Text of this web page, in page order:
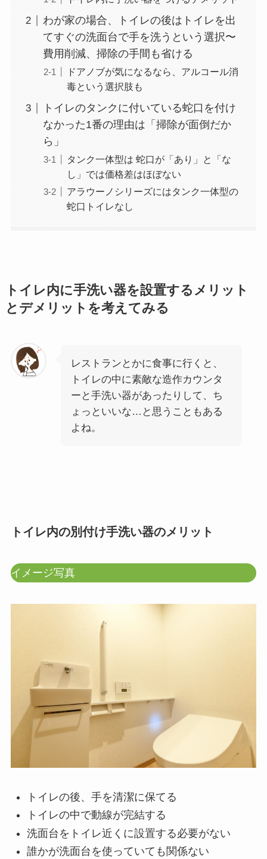
わが家の場合、トイレの後はトイレを出
てすぐの洗面台で手を洗うという選択〜
費用削減、掃除の手間も省ける
ドアノブが気になるなら、アルコール消
毒という選択肢も
トイレのタンクに付いている蛇口を付け
なかった1番の理由は「掃除が面倒だか
ら」
タンク一体型は 蛇口が「あり」と「な
し」では価格差はほぼない
アラウーノシリーズにはタンク一体型の
蛇口トイレなし
トイレ内に手洗い器を設置するメリット
とデメリットを考えてみる
レストランとかに食事に行くと、
トイレの中に素敵な造作カウンタ
ーと手洗い器があったりして、ち
ょっといいな…と思うこともある
よね。
トイレ内の別付け手洗い器のメリット
イメージ写真
トイレの後、手を清潔に保てる
トイレの中で動線が完結する
洗面台をトイレ近くに設置する必要がない
誰かが洗面台を使っていても関係ない